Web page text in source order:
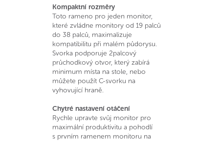
Kompaktní rozměry
Toto rameno pro jeden monitor,
které zvládne monitory od 19 palců
do 38 palců, maximalizuje
kompatibilitu při malém půdorysu.
Svorka podporuje 2palcový
průchodkový otvor, který zabírá
minimum místa na stole, nebo
můžete použít C-svorku na
vyhovující hraně.
Chytré nastavení otáčení
Rychle upravte svůj monitor pro
maximální produktivitu a pohodlí
s prvním ramenem monitoru na